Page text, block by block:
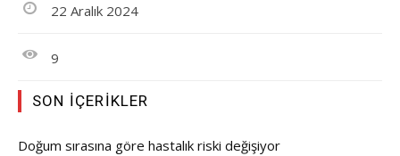
22 Aralık 2024
9
SON İÇERIKLER
Doğum sırasına göre hastalık riski değişiyor